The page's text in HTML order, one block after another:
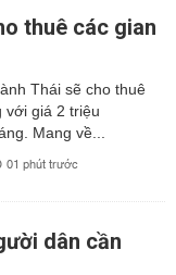
thuê các gian
Thái sẽ cho thuê
với giá 2 triệu
Mang về...
01 phút trước
dân cần